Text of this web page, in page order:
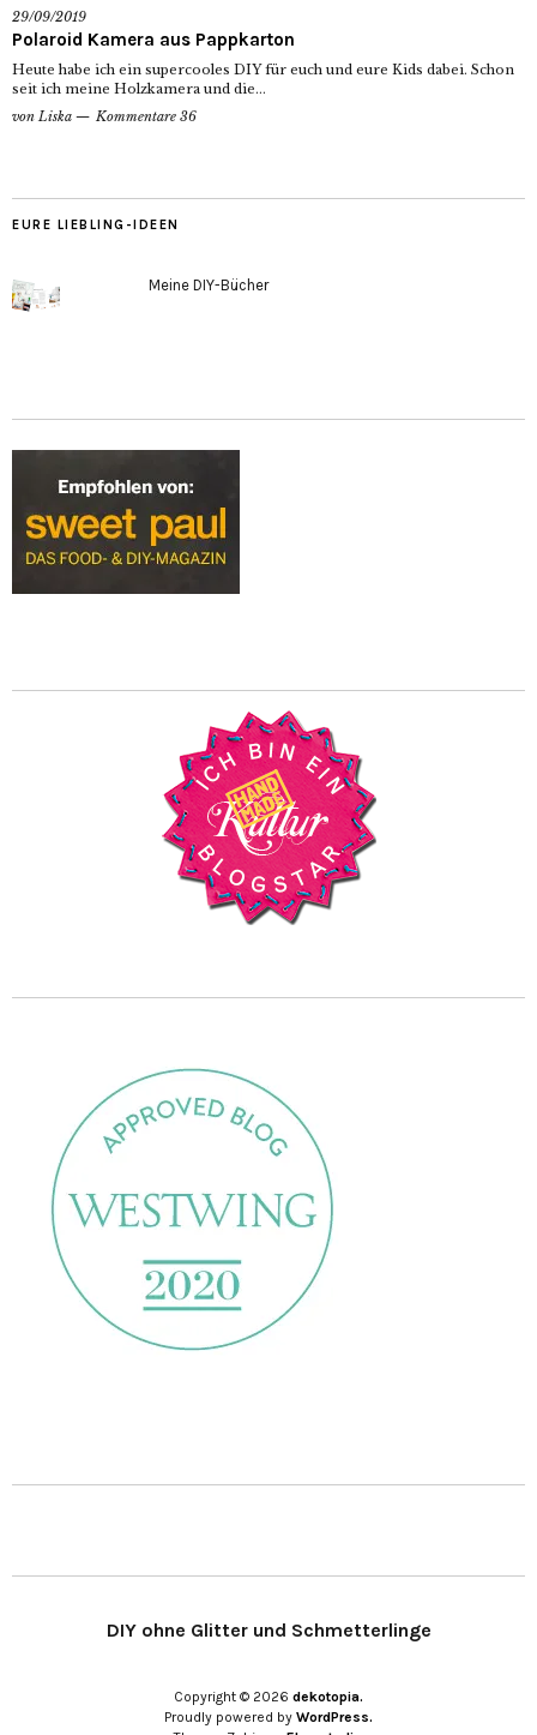
29/09/2019
Polaroid Kamera aus Pappkarton
Heute habe ich ein supercooles DIY für euch und eure Kids dabei. Schon
seit ich meine Holzkamera und die...
von Liska Kommentare 36
EURE LIEBLING-IDEEN
Meine DIY-Bücher
DIY ohne Glitter und Schmetterlinge
Copyright © 2026 dekotopia.
Proudly powered by WordPress.